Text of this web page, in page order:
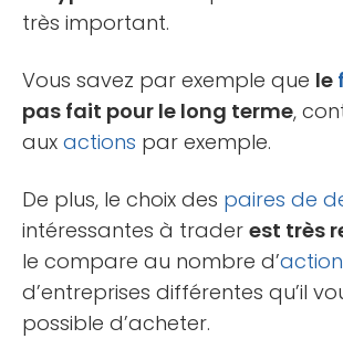
très important.
Vous savez par exemple que le
pas fait pour le long terme,
aux actions par exemple.
De plus, le choix des paires de
intéressantes à trader est très
le compare au nombre d’
d’entreprises différentes qu’il
possible d’acheter.